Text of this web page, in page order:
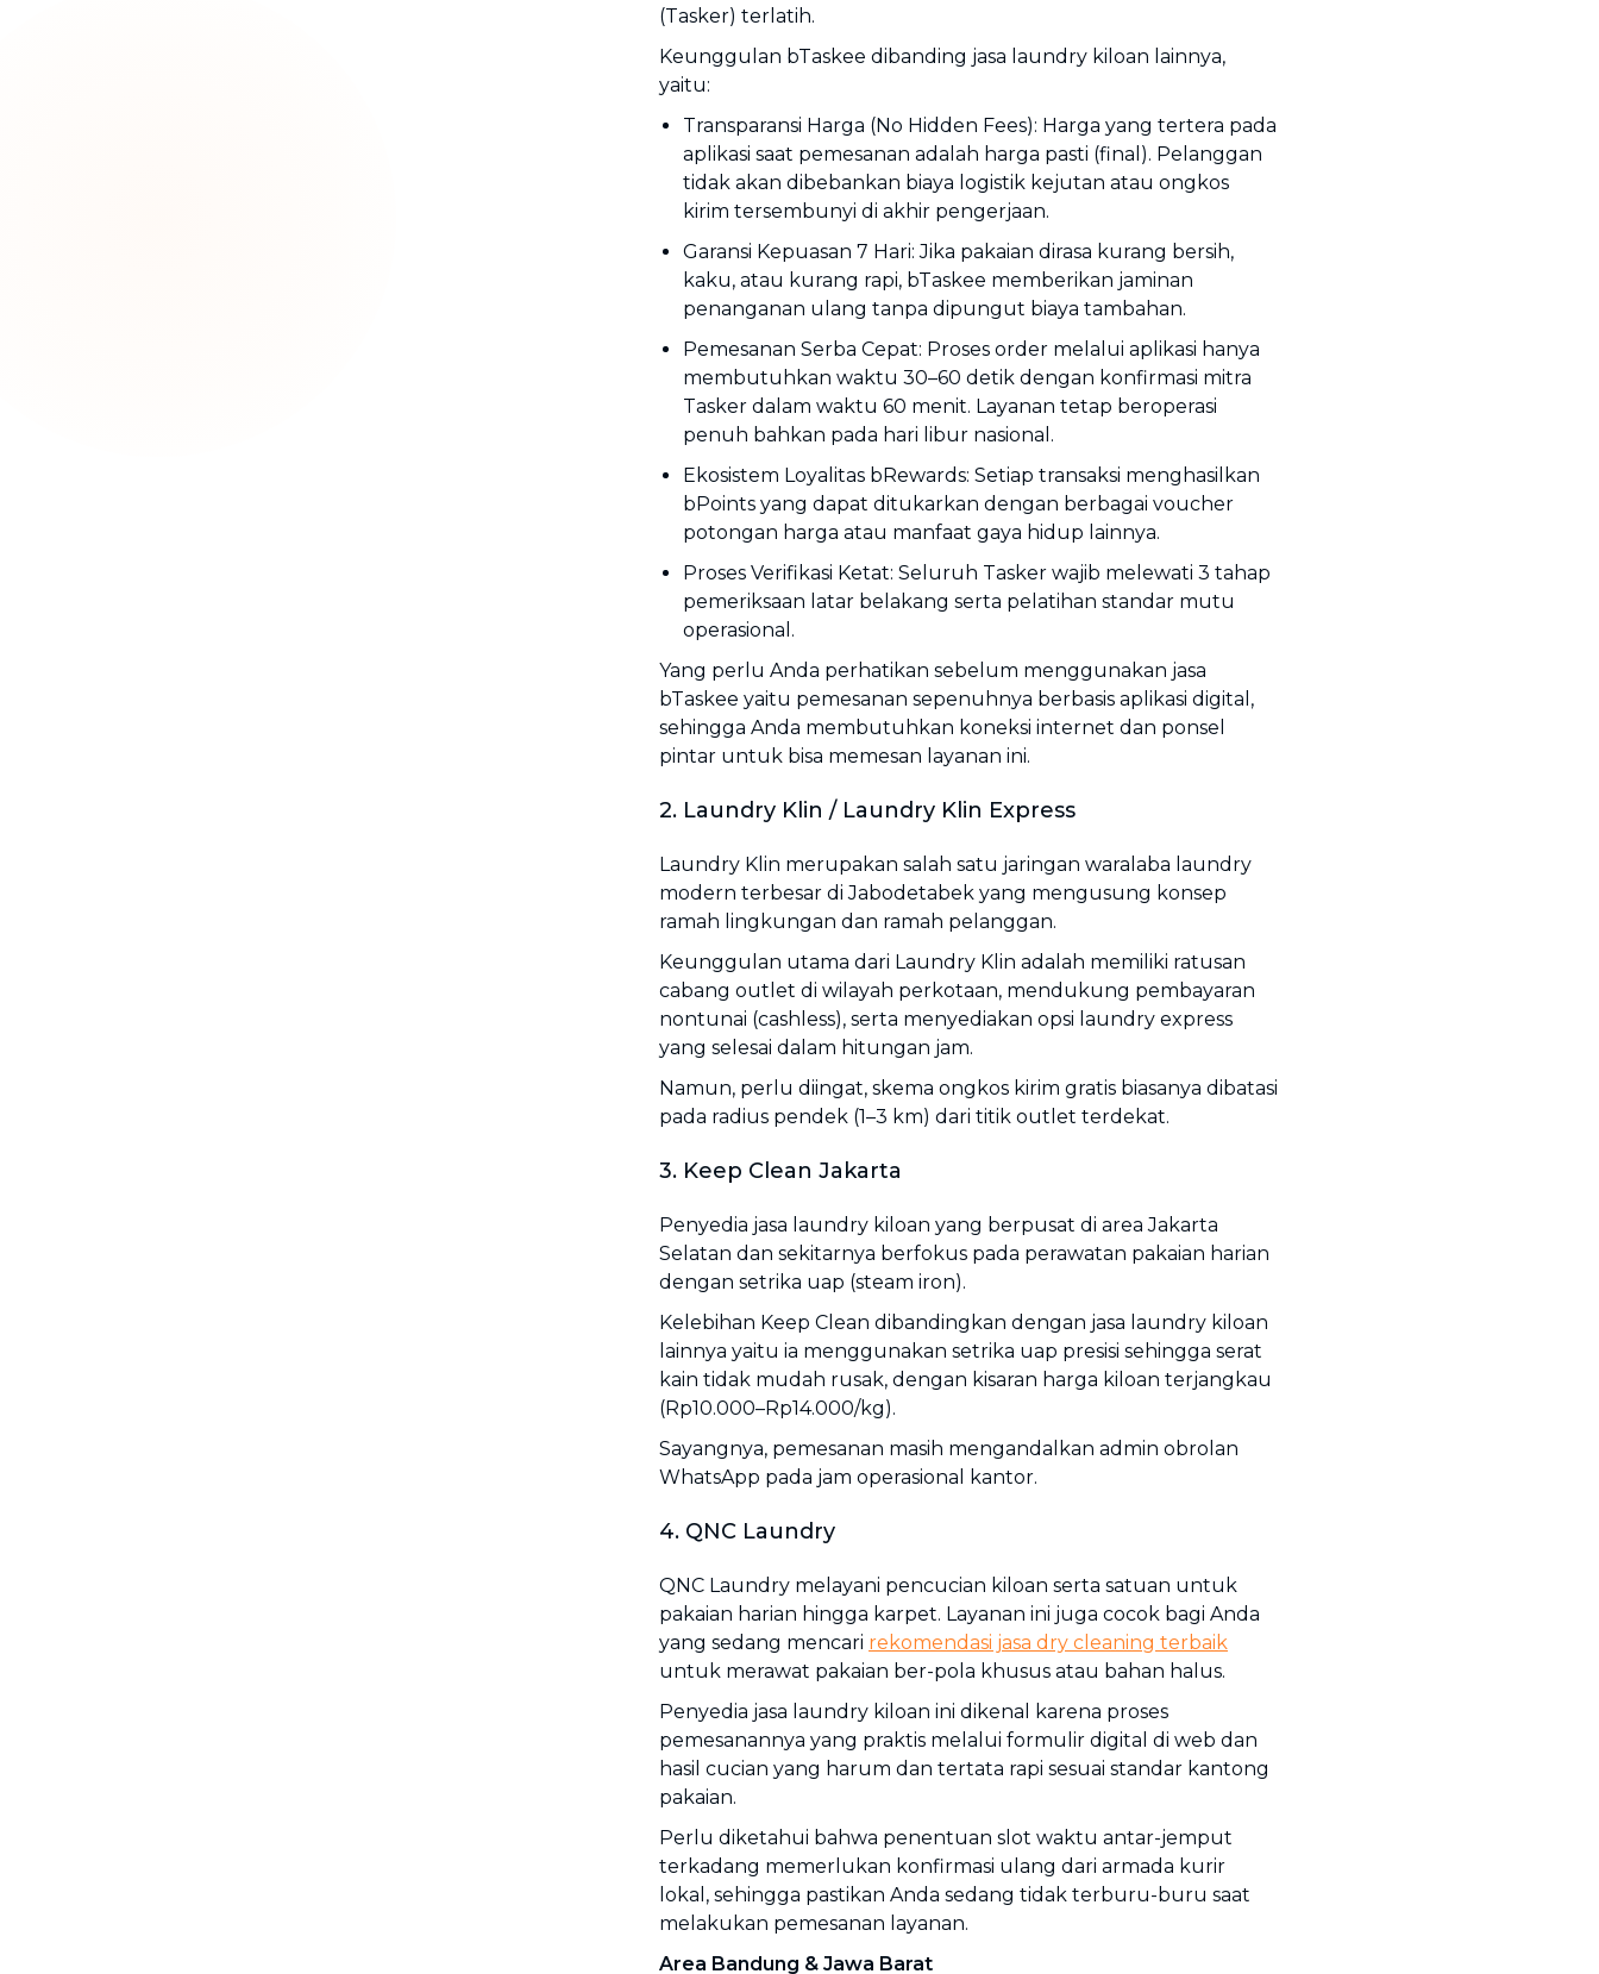
(Tasker) terlatih.
Keunggulan bTaskee dibanding jasa laundry kiloan lainnya,
yaitu:
Transparansi Harga (No Hidden Fees): Harga yang tertera pada
aplikasi saat pemesanan adalah harga pasti (final). Pelanggan
tidak akan dibebankan biaya logistik kejutan atau ongkos
kirim tersembunyi di akhir pengerjaan.
Garansi Kepuasan 7 Hari: Jika pakaian dirasa kurang bersih,
kaku, atau kurang rapi, bTaskee memberikan jaminan
penanganan ulang tanpa dipungut biaya tambahan.
Pemesanan Serba Cepat: Proses order melalui aplikasi hanya
membutuhkan waktu 30–60 detik dengan konfirmasi mitra
Tasker dalam waktu 60 menit. Layanan tetap beroperasi
penuh bahkan pada hari libur nasional.
Ekosistem Loyalitas bRewards: Setiap transaksi menghasilkan
bPoints yang dapat ditukarkan dengan berbagai voucher
potongan harga atau manfaat gaya hidup lainnya.
Proses Verifikasi Ketat: Seluruh Tasker wajib melewati 3 tahap
pemeriksaan latar belakang serta pelatihan standar mutu
operasional.
Yang perlu Anda perhatikan sebelum menggunakan jasa
bTaskee yaitu pemesanan sepenuhnya berbasis aplikasi digital,
sehingga Anda membutuhkan koneksi internet dan ponsel
pintar untuk bisa memesan layanan ini.
2. Laundry Klin / Laundry Klin Express
Laundry Klin merupakan salah satu jaringan waralaba laundry
modern terbesar di Jabodetabek yang mengusung konsep
ramah lingkungan dan ramah pelanggan.
Keunggulan utama dari Laundry Klin adalah memiliki ratusan
cabang outlet di wilayah perkotaan, mendukung pembayaran
nontunai (cashless), serta menyediakan opsi laundry express
yang selesai dalam hitungan jam.
Namun, perlu diingat, skema ongkos kirim gratis biasanya dibatasi
pada radius pendek (1–3 km) dari titik outlet terdekat.
3. Keep Clean Jakarta
Penyedia jasa laundry kiloan yang berpusat di area Jakarta
Selatan dan sekitarnya berfokus pada perawatan pakaian harian
dengan setrika uap (steam iron).
Kelebihan Keep Clean dibandingkan dengan jasa laundry kiloan
lainnya yaitu ia menggunakan setrika uap presisi sehingga serat
kain tidak mudah rusak, dengan kisaran harga kiloan terjangkau
(Rp10.000–Rp14.000/kg).
Sayangnya, pemesanan masih mengandalkan admin obrolan
WhatsApp pada jam operasional kantor.
4. QNC Laundry
QNC Laundry melayani pencucian kiloan serta satuan untuk
pakaian harian hingga karpet. Layanan ini juga cocok bagi Anda
yang sedang mencari rekomendasi jasa dry cleaning terbaik
untuk merawat pakaian ber-pola khusus atau bahan halus.
Penyedia jasa laundry kiloan ini dikenal karena proses
pemesanannya yang praktis melalui formulir digital di web dan
hasil cucian yang harum dan tertata rapi sesuai standar kantong
pakaian.
Perlu diketahui bahwa penentuan slot waktu antar-jemput
terkadang memerlukan konfirmasi ulang dari armada kurir
lokal, sehingga pastikan Anda sedang tidak terburu-buru saat
melakukan pemesanan layanan.
Area Bandung & Jawa Barat